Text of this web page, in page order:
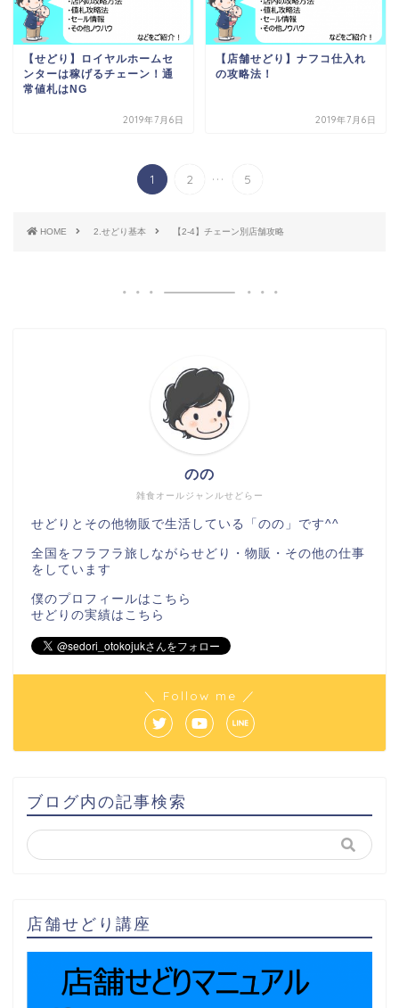
【せどり】ロイヤルホームセ
ンターは稼げるチェーン！通
常値札はNG
2019年7月6日
【店舗せどり】ナフコ仕入れ
の攻略法！
2019年7月6日
1 2 ... 5
HOME 2.せどり基本 【2-4】チェーン別店舗攻略
雑食オールジャンルせどらー
のの
せどりとその他物販で生活している「のの」です^^
全国をフラフラ旅しながらせどり・物販・その他の仕事
をしています
僕のプロフィールは こちら
せどりの実績は こちら
＼ Follow me ／
ブログ内の記事検索
店舗せどり講座